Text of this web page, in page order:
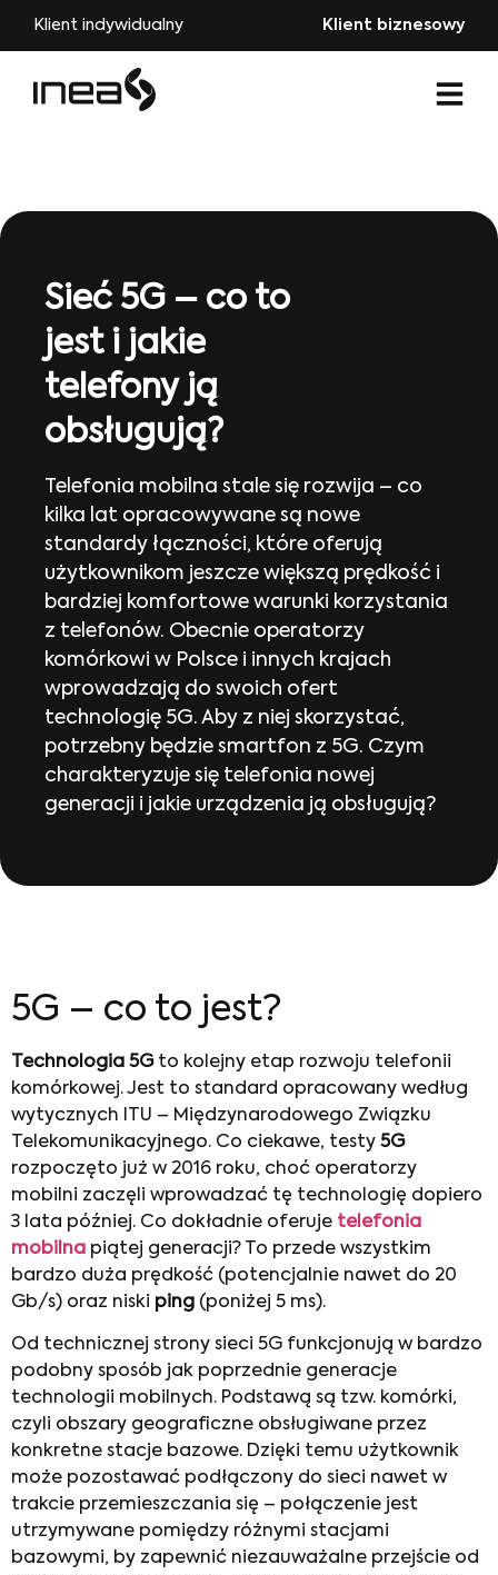
Klient indywidualny Klient biznesowy
Sieć 5G – co to
jest i jakie
telefony ją
obsługują?
Telefonia mobilna stale się rozwija – co
kilka lat opracowywane są nowe
standardy łączności, które oferują
użytkownikom jeszcze większą prędkość i
bardziej komfortowe warunki korzystania
z telefonów. Obecnie operatorzy
komórkowi w Polsce i innych krajach
wprowadzają do swoich ofert
technologię 5G. Aby z niej skorzystać,
potrzebny będzie smartfon z 5G. Czym
charakteryzuje się telefonia nowej
generacji i jakie urządzenia ją obsługują?
5G – co to jest?
Technologia 5Gto kolejny etap rozwoju telefonii
komórkowej. Jest to standard opracowany według
wytycznych ITU – Międzynarodowego Związku
Telekomunikacyjnego. Co ciekawe, testy 5G
rozpoczęto już w 2016 roku, choć operatorzy
mobilni zaczęli wprowadzać tę technologię dopiero
3 lata później. Co dokładnie oferuje telefonia
mobilna piątej generacji? To przede wszystkim
bardzo duża prędkość (potencjalnie nawet do 20
Gb/s) oraz niski ping (poniżej 5 ms).
Od technicznej strony sieci 5G funkcjonują w bardzo
podobny sposób jak poprzednie generacje
technologii mobilnych. Podstawą są tzw. komórki,
czyli obszary geograficzne obsługiwane przez
konkretne stacje bazowe. Dzięki temu użytkownik
może pozostawać podłączony do sieci nawet w
trakcie przemieszczania się – połączenie jest
utrzymywane pomiędzy różnymi stacjami
bazowymi, by zapewnić niezauważalne przejście od